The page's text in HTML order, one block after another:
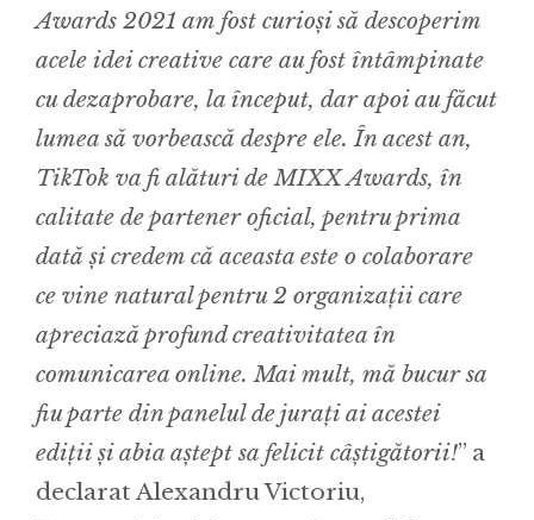
Awards 2021 am fost curioși sǎ descoperim
acele idei creative care au fost întâmpinate
cu dezaprobare, la început, dar apoi au făcut
lumea sǎ vorbească despre ele. În acest an,
TikTok va fi alături de MIXX Awards, în
calitate de partener oficial, pentru prima
datǎ și credem cǎ aceasta este o colaborare
ce vine natural pentru 2 organizații care
apreciazǎ profund creativitatea în
comunicarea online. Mai mult, mă bucur sa
fiu parte din panelul de jurați ai acestei
ediții și abia aștept sa felicit câștigătorii!” a
declarat Alexandru Victoriu,